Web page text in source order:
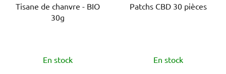
Tisane de chanvre - BIO
30g
moyenne
En stock
Patchs CBD 30 pièces
moyenne
En stock